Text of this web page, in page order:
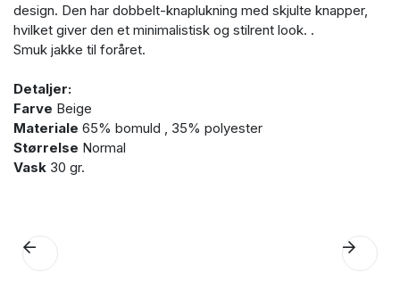
design. Den har dobbelt-knaplukning med skjulte knapper,
hvilket giver den et minimalistisk og stilrent look. .
Smuk jakke til foråret.
Detaljer:
Farve Beige
Materiale 65% bomuld , 35% polyester
Størrelse Normal
Vask 30 gr.